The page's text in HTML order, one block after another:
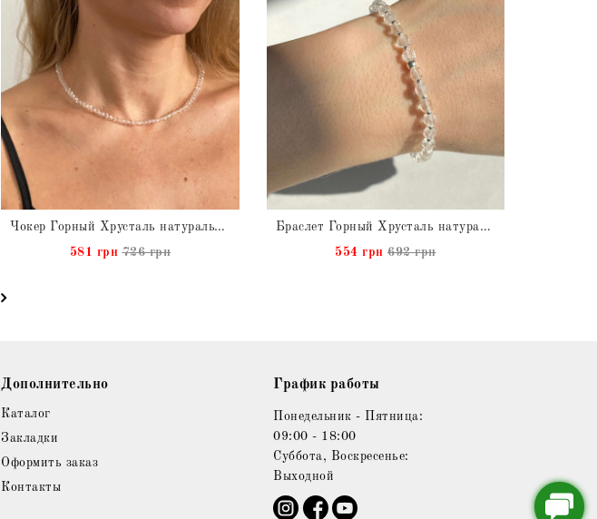
Чокер Горный Хрусталь натуральный
581 грн 726 грн
Браслет Горный Хрусталь натуральный
554 грн 692 грн
Дополнительно
Каталог
Закладки
Оформить заказ
Контакты
График работы
Понедельник - Пятница:
09:00 - 18:00
Суббота, Воскресенье:
Выходной